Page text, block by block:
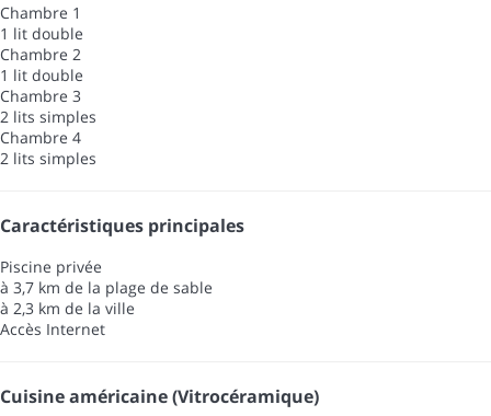
Chambre 1
1 lit double
Chambre 2
1 lit double
Chambre 3
2 lits simples
Chambre 4
2 lits simples
Caractéristiques principales
Piscine privée
à 3,7 km de la plage de sable
à 2,3 km de la ville
Accès Internet
Cuisine américaine (Vitrocéramique)